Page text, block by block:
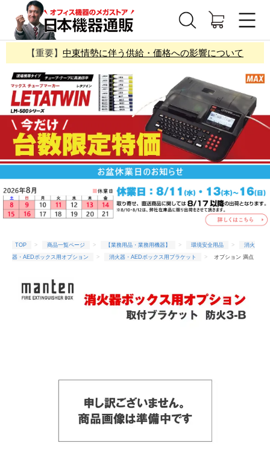
【重要】 中東情勢に伴う供給・価格への影響について
TOP 商品一覧ページ 【業務用品・業務用機器】 環境安全用品
消火
器・AEDボックス用オプション
消火器・AEDボックス用ブラケット
オプション 満点